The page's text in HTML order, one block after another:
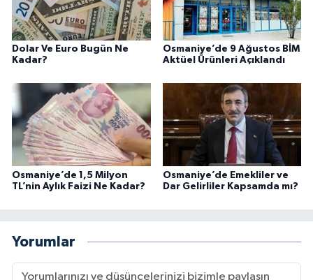
Dolar Ve Euro Bugün Ne
Kadar?
Osmaniye’de 9 Ağustos BİM
Aktüel Ürünleri Açıklandı
Osmaniye’de 1,5 Milyon
TL’nin Aylık Faizi Ne Kadar?
Osmaniye’de Emekliler ve
Dar Gelirliler Kapsamda mı?
Yorumlar